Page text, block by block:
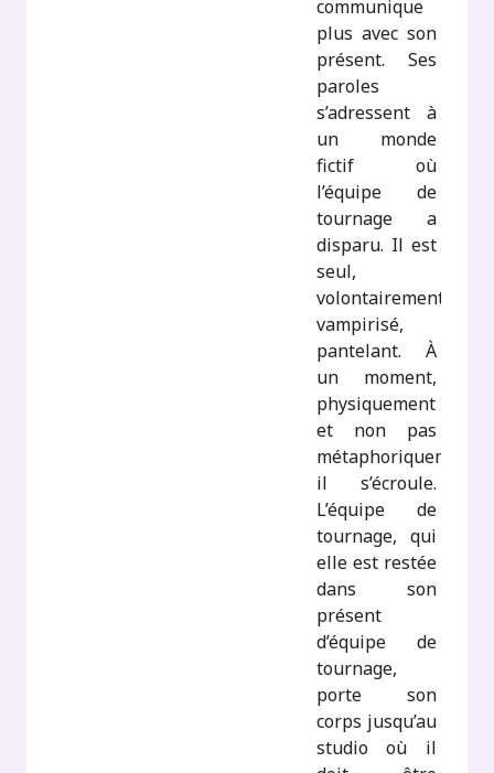
communique
plus avec son
présent. Ses
paroles
s’adressent à
un monde
fictif où
l’équipe de
tournage a
disparu. Il est
seul,
volontairement
vampirisé,
pantelant. À
un moment,
physiquement
et non pas
métaphoriquement,
il s’écroule.
L’équipe de
tournage, qui
elle est restée
dans son
présent
d’équipe de
tournage,
porte son
corps jusqu’au
studio où il